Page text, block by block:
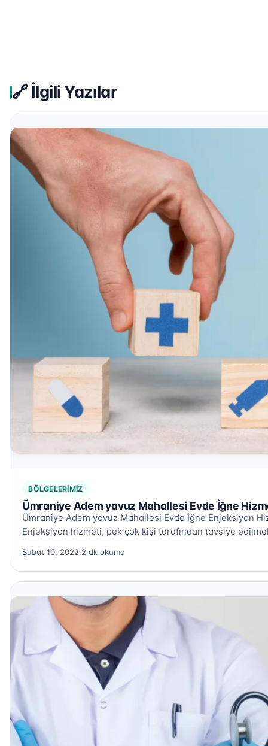
🔗 İlgili Yazılar
BÖLGELERIMIZ
Ümraniye Adem yavuz Mahallesi Evde İğne
Ümraniye Adem yavuz Mahallesi Evde İğne Enjeksiyon
Enjeksiyon hizmeti, pek çok kişi tarafından tavsiye
Şubat 10, 2022·2 dk okuma